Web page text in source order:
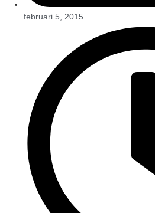
februari 5, 2015